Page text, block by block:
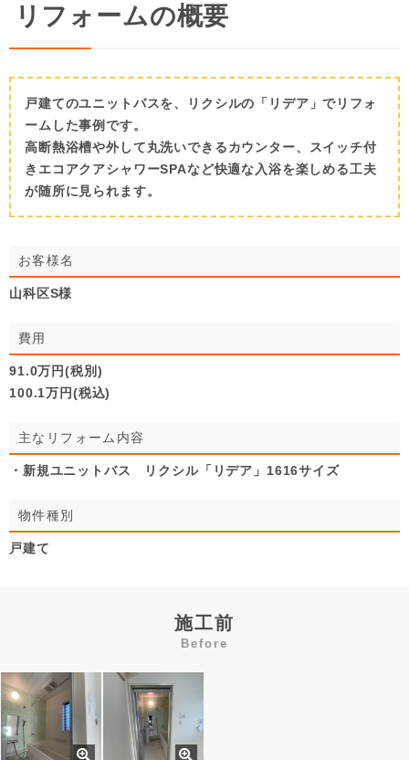
リフォームの概要
戸建てのユニットバスを、リクシルの「リデア」でリフォ
ームした事例です。
高断熱浴槽や外して丸洗いできるカウンター、スイッチ付
きエコアクアシャワーSPAなど快適な入浴を楽しめる工夫
が随所に見られます。
お客様名
山科区S様
費用
91.0万円(税別)
100.1万円(税込)
主なリフォーム内容
・新規ユニットバス リクシル「リデア」1616サイズ
物件種別
戸建て
施工前
Before